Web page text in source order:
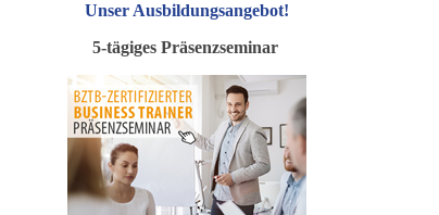
Unser Ausbildungsangebot!
5-tägiges Präsenzseminar